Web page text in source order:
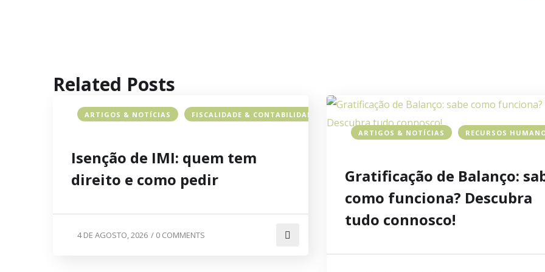
Related Posts
ARTIGOS & NOTÍCIAS FISCALIDADE & CONTABILIDADE
Isenção de IMI: quem tem
direito e como pedir
4 DE AGOSTO, 2026 / 0 COMMENTS
ARTIGOS & NOTÍCIAS RECURSOS
Gratificação de Balanço:
como funciona? Descubra
tudo connosco!